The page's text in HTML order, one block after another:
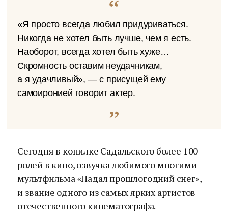
«Я просто всегда любил придуриваться.
Никогда не хотел быть лучше, чем я есть.
Наоборот, всегда хотел быть хуже…
Скромность оставим неудачникам,
а я удачливый», — с присущей ему
самоиронией говорит актер.
Сегодня в копилке Садальского более 100
ролей в кино, озвучка любимого многими
мультфильма «Падал прошлогодний снег»,
и звание одного из самых ярких артистов
отечественного кинематографа.